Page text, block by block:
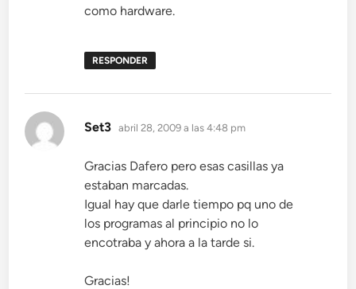
como hardware.
RESPONDER
Set3 dice:
abril 28, 2009 a las 4:48 pm
Gracias Dafero pero esas casillas ya
estaban marcadas.
Igual hay que darle tiempo pq uno de
los programas al principio no lo
encotraba y ahora a la tarde si.
Gracias!